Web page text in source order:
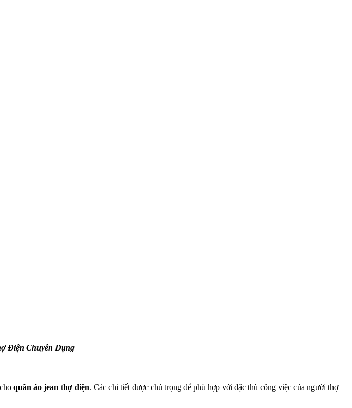
Điện Chuyên Dụng
quần áo jean thợ điện. Các chi tiết được chú trọng để phù hợp với đặc thù công việc của người thợ